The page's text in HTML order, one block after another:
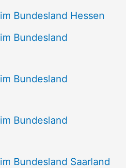
Bundesland Hessen
Bundesland
Bundesland
Bundesland
Bundesland Saarland